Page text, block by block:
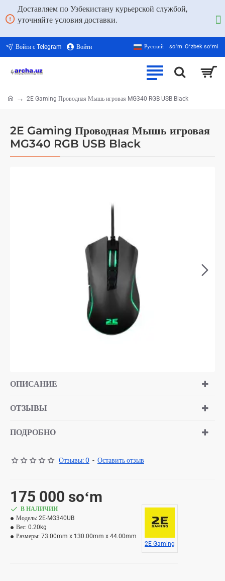
Доставляем по Узбекистану курьерской службой,
уточняйте условия доставки.
Войти с Telegram Войти Русский soʻm Oʻzbek soʻmi
2E Gaming Проводная Мышь игровая
MG340 RGB USB Black
2E Gaming Проводная Мышь игровая MG340 RGB USB Black
ОПИСАНИЕ
ОТЗЫВЫ
ПОДРОБНО
Отзывы: 0 - Оставить отзыв
175 000 soʻm
В НАЛИЧИИ
Модель: 2E-MG340UB
Вес: 0.20kg
Размеры: 73.00mm x 130.00mm x 44.00mm
2E Gaming